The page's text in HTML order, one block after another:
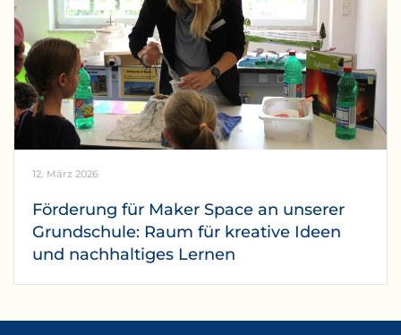
12. März 2026
Förderung für Maker Space an unserer
Grundschule: Raum für kreative Ideen
und nachhaltiges Lernen